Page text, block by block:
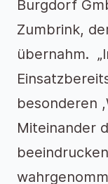
Burgdorf
Zumbrink,
übernahm.
besonderen
Miteinander